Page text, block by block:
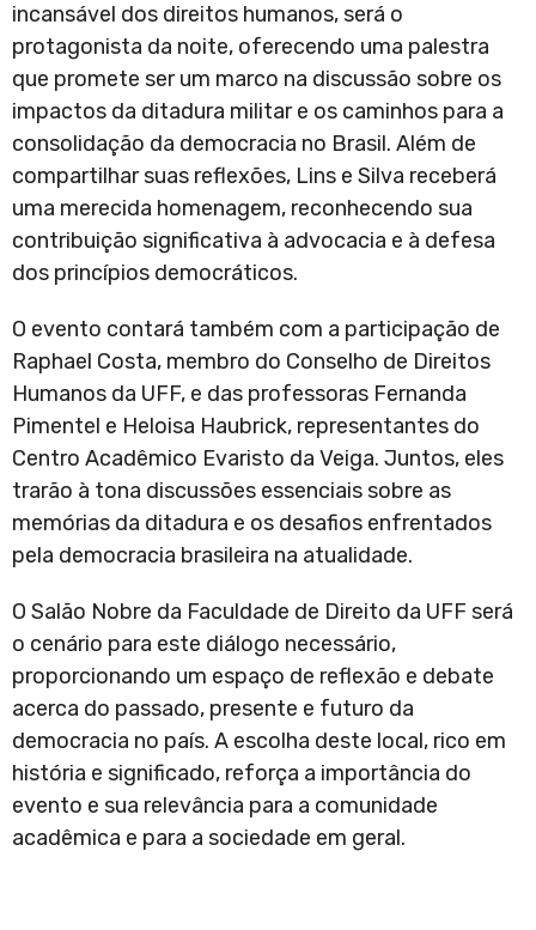
incansável dos direitos humanos, será o
protagonista da noite, oferecendo uma palestra
que promete ser um marco na discussão sobre os
impactos da ditadura militar e os caminhos para a
consolidação da democracia no Brasil. Além de
compartilhar suas reflexões, Lins e Silva receberá
uma merecida homenagem, reconhecendo sua
contribuição significativa à advocacia e à defesa
dos princípios democráticos.
O evento contará também com a participação de
Raphael Costa, membro do Conselho de Direitos
Humanos da UFF, e das professoras Fernanda
Pimentel e Heloisa Haubrick, representantes do
Centro Acadêmico Evaristo da Veiga. Juntos, eles
trarão à tona discussões essenciais sobre as
memórias da ditadura e os desafios enfrentados
pela democracia brasileira na atualidade.
O Salão Nobre da Faculdade de Direito da UFF será
o cenário para este diálogo necessário,
proporcionando um espaço de reflexão e debate
acerca do passado, presente e futuro da
democracia no país. A escolha deste local, rico em
história e significado, reforça a importância do
evento e sua relevância para a comunidade
acadêmica e para a sociedade em geral.